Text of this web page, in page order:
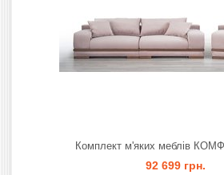
Комплект м'яких меблів
92 699 грн.